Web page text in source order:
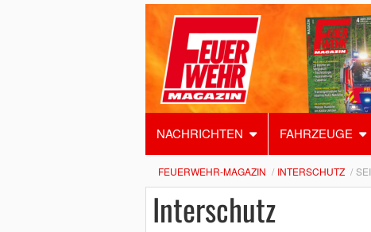
NACHRICHTEN FAHRZEUGE
FEUERWEHR-MAGAZIN INTERSCHUTZ
Interschutz